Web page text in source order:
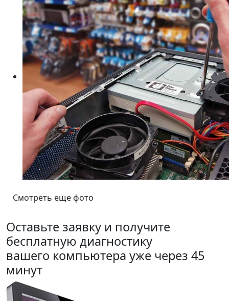
Смотреть еще фото
Оставьте заявку и получите
бесплатную диагностику
вашего компьютера уже через 45
минут